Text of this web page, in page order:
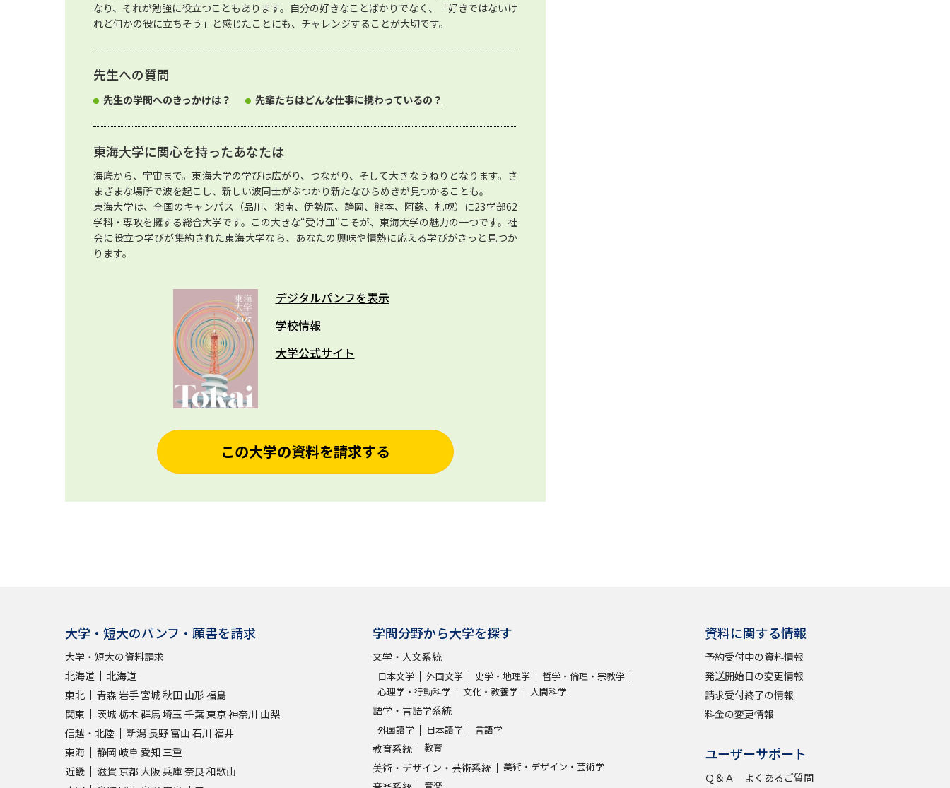
なり、それが勉強に役立つこともあります。自分の好きなことばかりでなく、「好きではないけ
れど何かの役に立ちそう」と感じたことにも、チャレンジすることが大切です。
先生への質問
先生の学問へのきっかけは？ 先輩たちはどんな仕事に携わっているの？
東海大学に関心を持ったあなたは
海底から、宇宙まで。東海大学の学びは広がり、つながり、そして大きなうねりとなります。さ
まざまな場所で波を起こし、新しい波同士がぶつかり新たなひらめきが見つかることも。
東海大学は、全国のキャンパス（品川、湘南、伊勢原、静岡、熊本、阿蘇、札幌）に23学部62
学科・専攻を擁する総合大学です。この大きな“受け皿”こそが、東海大学の魅力の一つです。社
会に役立つ学びが集約された東海大学なら、あなたの興味や情熱に応える学びがきっと見つか
ります。
デジタルパンフを表示
学校情報
大学公式サイト
この大学の資料を請求する
大学・短大のパンフ・願書を請求
大学・短大の資料請求
北海道
北海道
東北
青森 岩手 宮城 秋田 山形 福島
関東
茨城 栃木 群馬埼玉 千葉東京神奈川 山梨
信越・北陸
新潟長野 富山 石川 福井
東海
静岡 岐阜 愛知 三重
近畿
滋賀 京都 大阪兵庫奈良 和歌山
学問分野から大学を探す
文学・人文系統
日本文学 外国文学 史学・地理学
哲学・倫理・宗教学
心理学・行動科学
文化・教養学 人間科学
語学・言語学系統
外国語学 日本語学 言語学
教育系統 教育
美術・デザイン・芸術系統 美術・デザイン・芸術学
資料に関する情報
予約受付中の資料情報
発送開始日の変更情報
請求受付終了の情報
料金の変更情報
ユーザーサポート
Ｑ＆Ａ よくあるご質問